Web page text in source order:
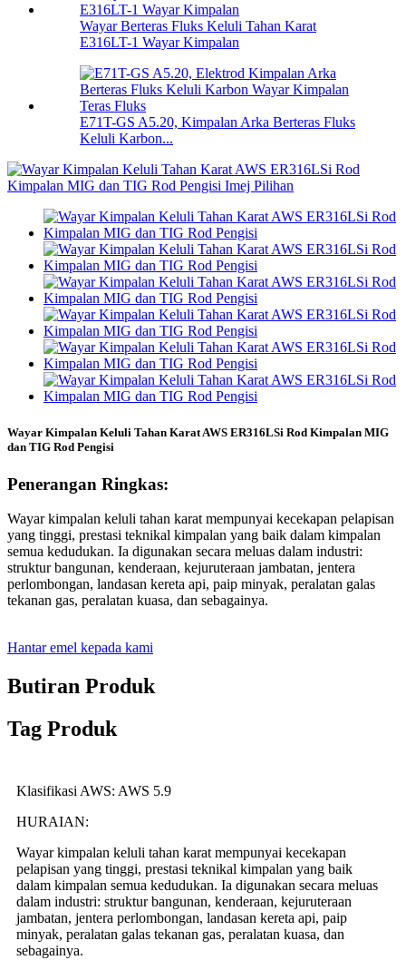
Wayar Berteras Fluks Keluli Tahan Karat
E316LT-1 Wayar Kimpalan
E71T-GS A5.20, Kimpalan Arka Berteras Fluks
Keluli Karbon...
Wayar Kimpalan Keluli Tahan Karat AWS ER316LSi Rod Kimpalan MIG
dan TIG Rod Pengisi
Penerangan Ringkas:
Wayar kimpalan keluli tahan karat mempunyai kecekapan pelapisan
yang tinggi, prestasi teknikal kimpalan yang baik dalam kimpalan
semua kedudukan. Ia digunakan secara meluas dalam industri:
struktur bangunan, kenderaan, kejuruteraan jambatan, jentera
perlombongan, landasan kereta api, paip minyak, peralatan galas
tekanan gas, peralatan kuasa, dan sebagainya.
Hantar emel kepada kami
Butiran Produk
Tag Produk
Klasifikasi AWS: AWS 5.9
HURAIAN:
Wayar kimpalan keluli tahan karat mempunyai kecekapan
pelapisan yang tinggi, prestasi teknikal kimpalan yang baik
dalam kimpalan semua kedudukan. Ia digunakan secara meluas
dalam industri: struktur bangunan, kenderaan, kejuruteraan
jambatan, jentera perlombongan, landasan kereta api, paip
minyak, peralatan galas tekanan gas, peralatan kuasa, dan
sebagainya.